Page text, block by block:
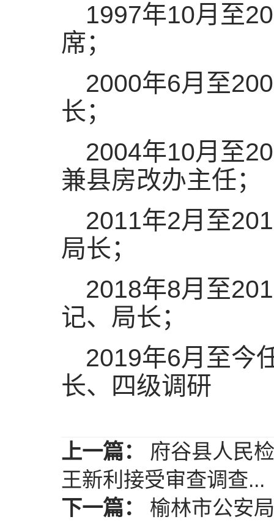
1997年10月至
席；
2000年6月至
长；
2004年10月至
兼县房改办主任；
2011年2月至
局长；
2018年8月至
记、局长；
2019年6月至今
长、四级调研
上一篇：
府谷县人民
王新利接受审查调查...
下一篇：
榆林市公安